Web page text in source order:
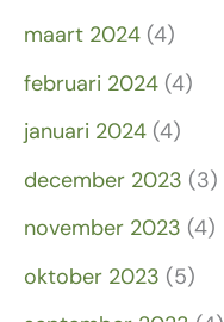
maart 2024 (4)
februari 2024 (4)
januari 2024 (4)
december 2023 (3)
november 2023 (4)
oktober 2023 (5)